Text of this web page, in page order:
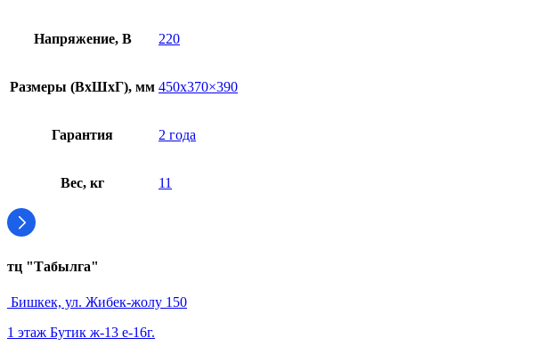
Напряжение, В 220
Размеры (ВхШхГ), мм 450х370×390
Гарантия 2 года
Вес, кг 11
тц "Табылга"
Бишкек, ул. Жибек-жолу 150
1 этаж Бутик ж-13 е-16г.